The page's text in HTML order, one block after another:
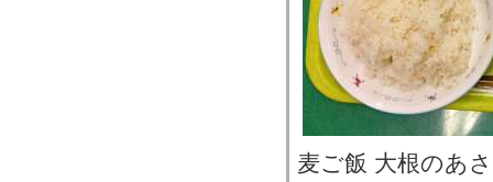
麦ご飯 大根のあ